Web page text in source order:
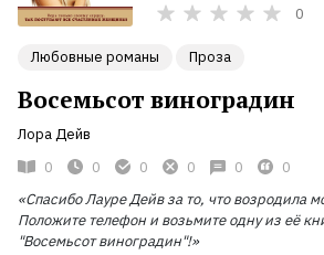
0
Любовные романы Проза
Восемьсот виноградин
Лора Дейв
0
0 0 0 0
0
«Спасибо Лауре Дейв за то, что возродила
Положите телефон и возьмите одну из её
"Восемьсот виноградин"!»